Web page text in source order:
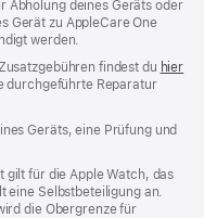
Abholung deines Geräts oder
Gerät zu AppleCare One
werden.
findest du hier
durchgeführte Reparatur
Geräts, eine Prüfung und
gilt für die Apple Watch, das
eine Selbstbeteiligung an.
die Obergrenze für